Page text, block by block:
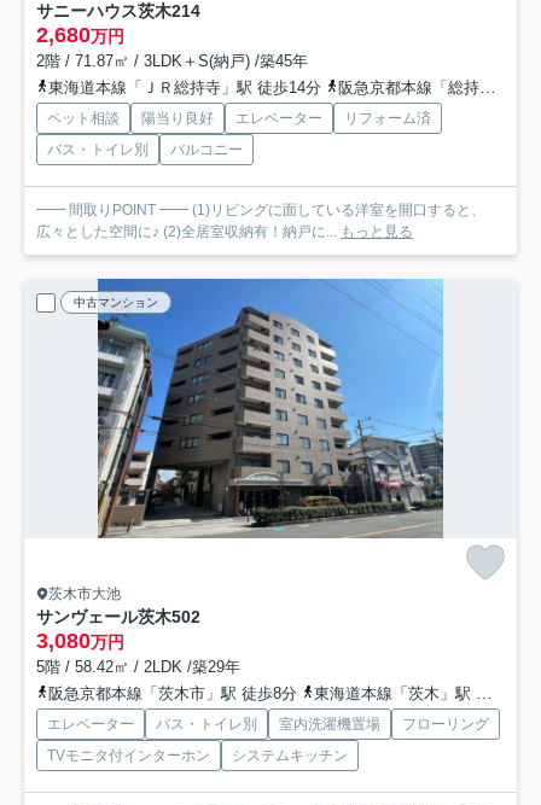
サニーハウス茨木214
2,680万円
2階 / 71.87㎡ / 3LDK＋S(納戸) /築45年
東海道本線「ＪＲ総持寺」駅 徒歩14分
阪急京都本線「総持寺」駅 徒歩17分
ペット相談 陽当り良好 エレベーター
リフォーム済
バス・トイレ別
バルコニー
━━ 間取りPOINT ━━ (1)リビングに面している洋室を開口すると、
広々とした空間に♪ (2)全居室収納有！納戸に... もっと見る
中古マンション
茨木市大池
サンヴェール茨木502
3,080万円
5階 / 58.42㎡ / 2LDK /築29年
阪急京都本線「茨木市」駅 徒歩8分
東海道本線「茨木」駅 徒歩22分
エレベーター バス・トイレ別 室内洗濯機置場
フローリング
TVモニタ付インターホン
システムキッチン